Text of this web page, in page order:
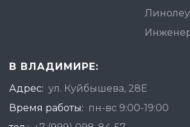
В ВЛАДИМИРЕ:
Адрес: ул. Куйбышева, 28Е
Время работы: пн-вс 9:00-19:00